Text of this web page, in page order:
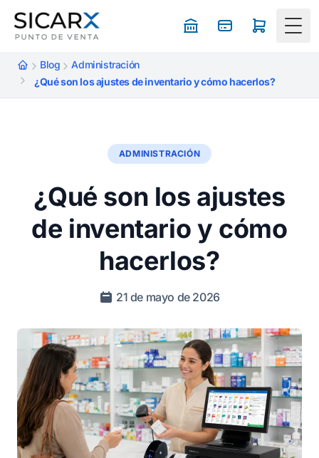
Blog
Administración
¿Qué son los ajustes de inventario y cómo hacerlos?
ADMINISTRACIÓN
¿Qué son los ajustes
de inventario y cómo
hacerlos?
21 de mayo de 2026